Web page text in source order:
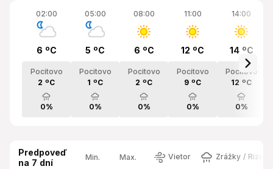
02:00
6 ºC
Pocitovo
2 ºC
0%
05:00
5 ºC
Pocitovo
1 ºC
0%
08:00
6 ºC
Pocitovo
2 ºC
0%
11:00
12 ºC
Pocitovo
9 ºC
0%
14:00
14 ºC
Pocitovo
12 ºC
0%
Predpoveď
na 7 dní
Min. Max. Vietor Zrážky / Riziko